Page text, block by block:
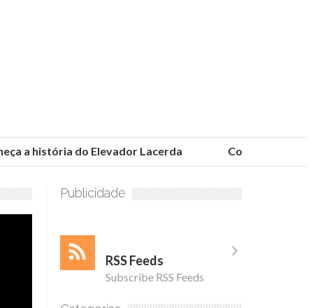
a história do Elevador Lacerda Conheça as
Publicidade
RSS Feeds
Subscribe RSS Feeds